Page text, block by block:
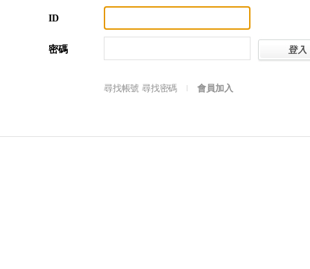
ID
密碼
尋找帳號 尋找密碼 會員加入